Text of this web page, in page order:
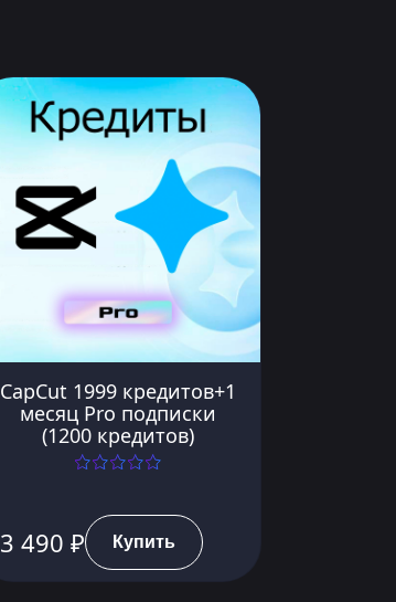
CapCut 1999 кредитов+1
месяц Pro подписки
(1200 кредитов)
3 490 ₽ Купить